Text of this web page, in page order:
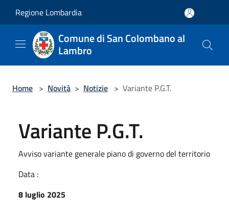
Regione Lombardia
Comune di San Colombano al
Lambro
Home > Novità > Notizie > Variante P.G.T.
Variante P.G.T.
Avviso variante generale piano di governo del territorio
Data :
8 luglio 2025